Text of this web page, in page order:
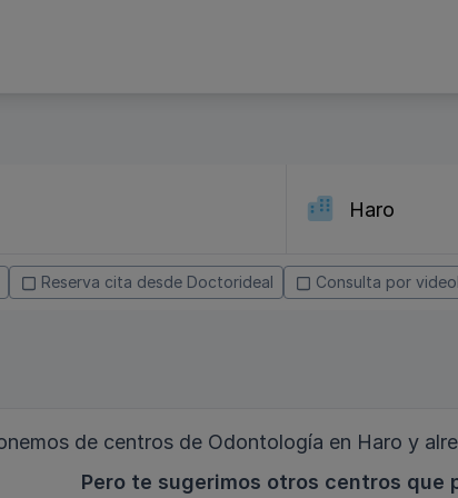
Reserva cita desde Doctorideal Consulta por
de centros de Odontología en Haro y
Pero te sugerimos otros centros que